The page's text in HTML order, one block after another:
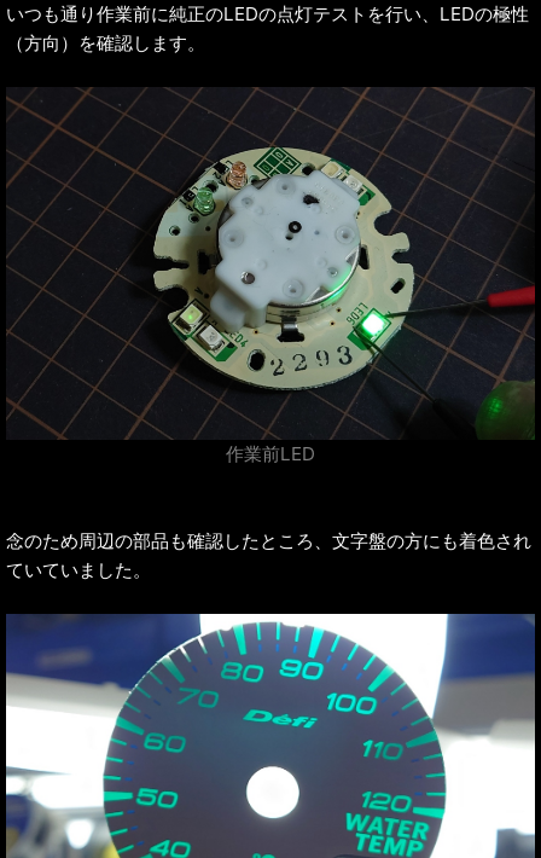
いつも通り作業前に純正のLEDの点灯テストを行い、LEDの極性
（方向）を確認します。
作業前LED
念のため周辺の部品も確認したところ、文字盤の方にも着色され
ていていました。